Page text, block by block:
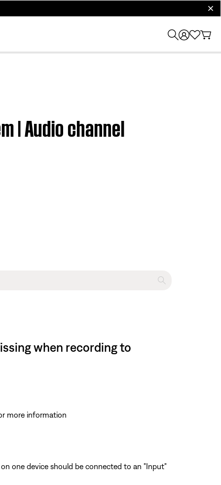
| Audio channel
when recording to
more information
one device should be connected to an "Input"